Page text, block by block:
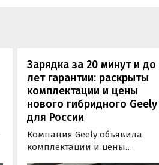
Зарядка за 20 минут и
лет гарантии: раскрыты
комплектации и цены
нового гибридного Geely
для России
Компания Geely объявила
комплектации и цены